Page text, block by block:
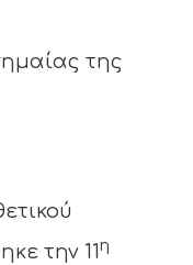
της
την 11η